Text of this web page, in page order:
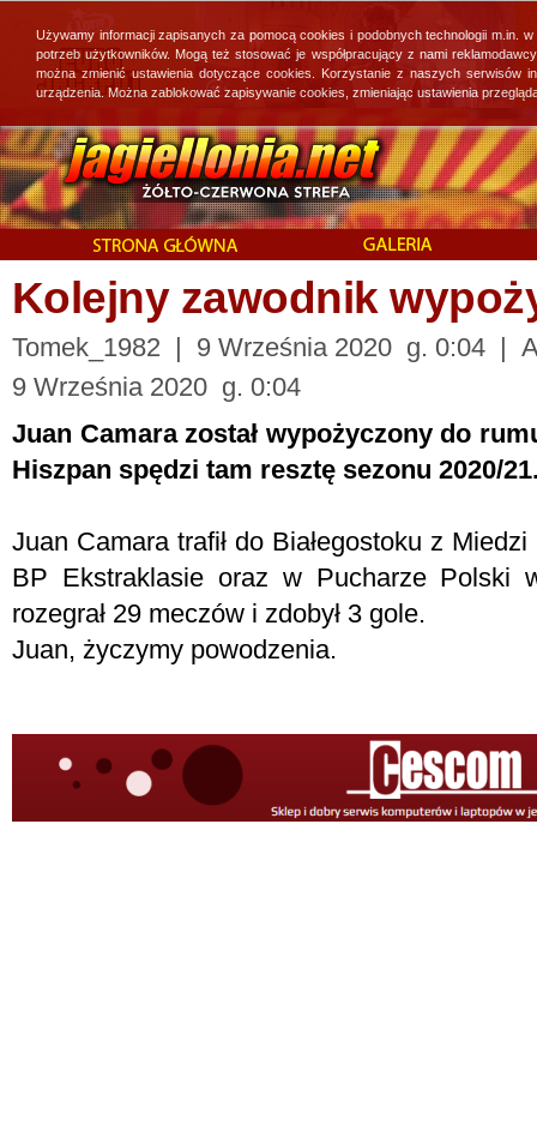
Kolejny zawodnik
Tomek_1982 | 9 Września 2020 g. 0:04 |
9 Września 2020 g. 0:04
Juan Camara został wypożyczony do
Hiszpan spędzi tam resztę sezonu 2020/
Juan Camara trafił do Białegostoku z
BP Ekstraklasie oraz w Pucharze Polski
rozegrał 29 meczów i zdobył 3 gole.
Juan, życzymy powodzenia.
Używamy informacji zapisanych za pomocą cookies i podobnych technologii
potrzeb użytkowników. Mogą też stosować je współpracujący z nami
można zmienić ustawienia dotyczące cookies. Korzystanie z naszych
urządzenia. Można zablokować zapisywanie cookies, zmieniając ustawienia